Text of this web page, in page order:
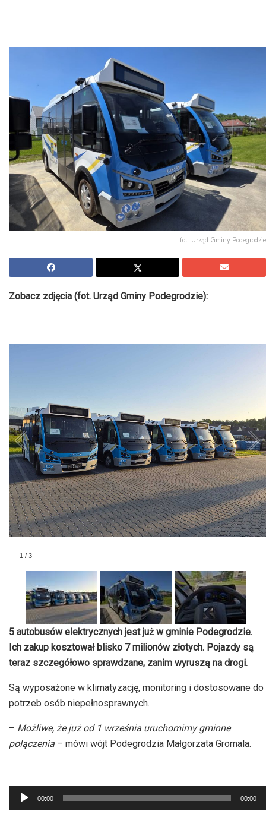
fot. Urząd Gminy Podegrodzie
Zobacz zdjęcia (fot. Urząd Gminy Podegrodzie):
1 / 3
5 autobusów elektrycznych jest już w gminie Podegrodzie.
Ich zakup kosztował blisko 7 milionów złotych. Pojazdy są
teraz szczegółowo sprawdzane, zanim wyruszą na drogi.
Są wyposażone w klimatyzację, monitoring i dostosowane do
potrzeb osób niepełnosprawnych.
– Możliwe, że już od 1 września uruchomimy gminne
połączenia – mówi wójt Podegrodzia Małgorzata Gromala.
Odtwarzacz
plików
00:00 00:00